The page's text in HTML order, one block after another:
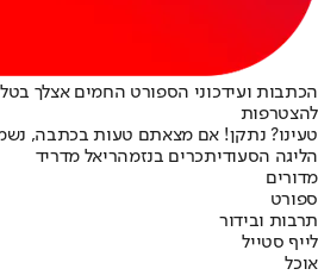
הכתבות ועידכוני הספורט החמים אצלך
להצטרפות
טעינו? נתקן! אם מצאתם טעות בכתבה,
הליגה הסעודיתכרים בנזמהריאל מדריד
מדורים
ספורט
תרבות ובידור
לייף סטייל
אוכל